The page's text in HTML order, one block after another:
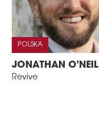
POLSKA
JONATHAN
Revive